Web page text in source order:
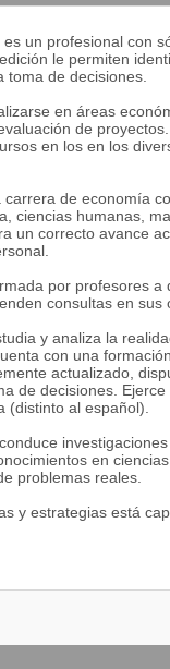
un profesional con
le permiten
toma de decisiones.
en áreas
de
en los en los
de economía
ciencias humanas,
un correcto avance
por profesores
consultas en
y analiza la
con una
actualizado,
de decisiones.
(distinto al español).
en
problemas reales.
y estrategias está
de tendencias,
En el ámbito